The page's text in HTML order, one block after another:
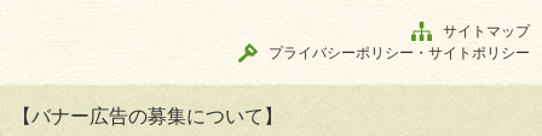
サイトマップ
プライバシーポリシー・サイトポリシー
【バナー広告の募集について】